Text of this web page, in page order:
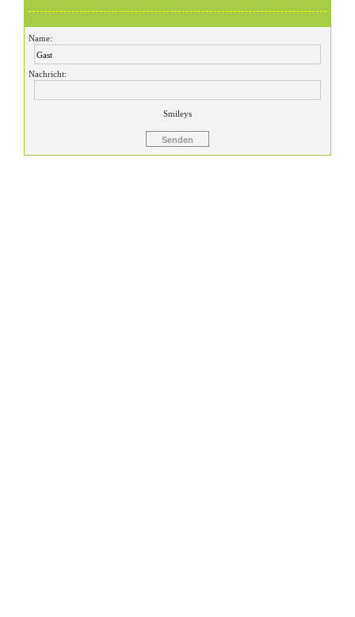
Gast
17.07.2026 - 07:05
Eure Preise eher Märchenstunde :-) Vorort nix zu sehen !
24.06.26 20.00 Uhr OMV Attnang: Der hier angegebene Dieselpreis
mit 1,699 ist aktuell ein viel höherer....
Name:
Nachricht:
Smileys